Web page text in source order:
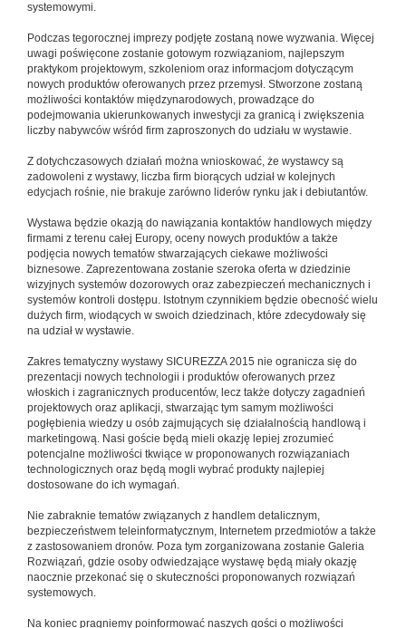
systemowymi.
Podczas tegorocznej imprezy podjęte zostaną nowe wyzwania. Więcej
uwagi poświęcone zostanie gotowym rozwiązaniom, najlepszym
praktykom projektowym, szkoleniom oraz informacjom dotyczącym
nowych produktów oferowanych przez przemysł. Stworzone zostaną
możliwości kontaktów międzynarodowych, prowadzące do
podejmowania ukierunkowanych inwestycji za granicą i zwiększenia
liczby nabywców wśród firm zaproszonych do udziału w wystawie.
Z dotychczasowych działań można wnioskować, że wystawcy są
zadowoleni z wystawy, liczba firm biorących udział w kolejnych
edycjach rośnie, nie brakuje zarówno liderów rynku jak i debiutantów.
Wystawa będzie okazją do nawiązania kontaktów handlowych między
firmami z terenu całej Europy, oceny nowych produktów a także
podjęcia nowych tematów stwarzających ciekawe możliwości
biznesowe. Zaprezentowana zostanie szeroka oferta w dziedzinie
wizyjnych systemów dozorowych oraz zabezpieczeń mechanicznych i
systemów kontroli dostępu. Istotnym czynnikiem będzie obecność wielu
dużych firm, wiodących w swoich dziedzinach, które zdecydowały się
na udział w wystawie.
Zakres tematyczny wystawy SICUREZZA 2015 nie ogranicza się do
prezentacji nowych technologii i produktów oferowanych przez
włoskich i zagranicznych producentów, lecz także dotyczy zagadnień
projektowych oraz aplikacji, stwarzając tym samym możliwości
pogłębienia wiedzy u osób zajmujących się działalnością handlową i
marketingową. Nasi goście będą mieli okazję lepiej zrozumieć
potencjalne możliwości tkwiące w proponowanych rozwiązaniach
technologicznych oraz będą mogli wybrać produkty najlepiej
dostosowane do ich wymagań.
Nie zabraknie tematów związanych z handlem detalicznym,
bezpieczeństwem teleinformatycznym, Internetem przedmiotów a także
z zastosowaniem dronów. Poza tym zorganizowana zostanie Galeria
Rozwiązań, gdzie osoby odwiedzające wystawę będą miały okazję
naocznie przekonać się o skuteczności proponowanych rozwiązań
systemowych.
Na koniec pragniemy poinformować naszych gości o możliwości